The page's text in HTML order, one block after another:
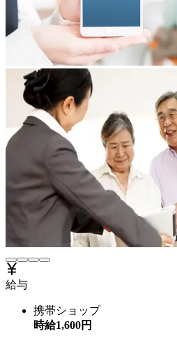
給与
携帯ショップ
時給1,600円